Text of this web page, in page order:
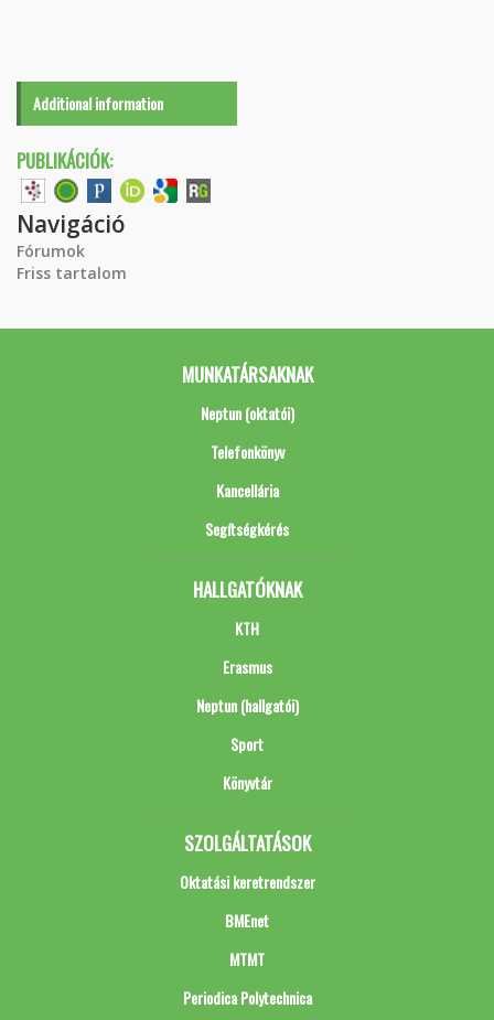
Additional information
PUBLIKÁCIÓK:
Navigáció
Fórumok
Friss tartalom
MUNKATÁRSAKNAK
Neptun (oktatói)
Telefonkönyv
Kancellária
Segítségkérés
HALLGATÓKNAK
KTH
Erasmus
Neptun (hallgatói)
Sport
Könyvtár
SZOLGÁLTATÁSOK
Oktatási keretrendszer
BMEnet
MTMT
Periodica Polytechnica